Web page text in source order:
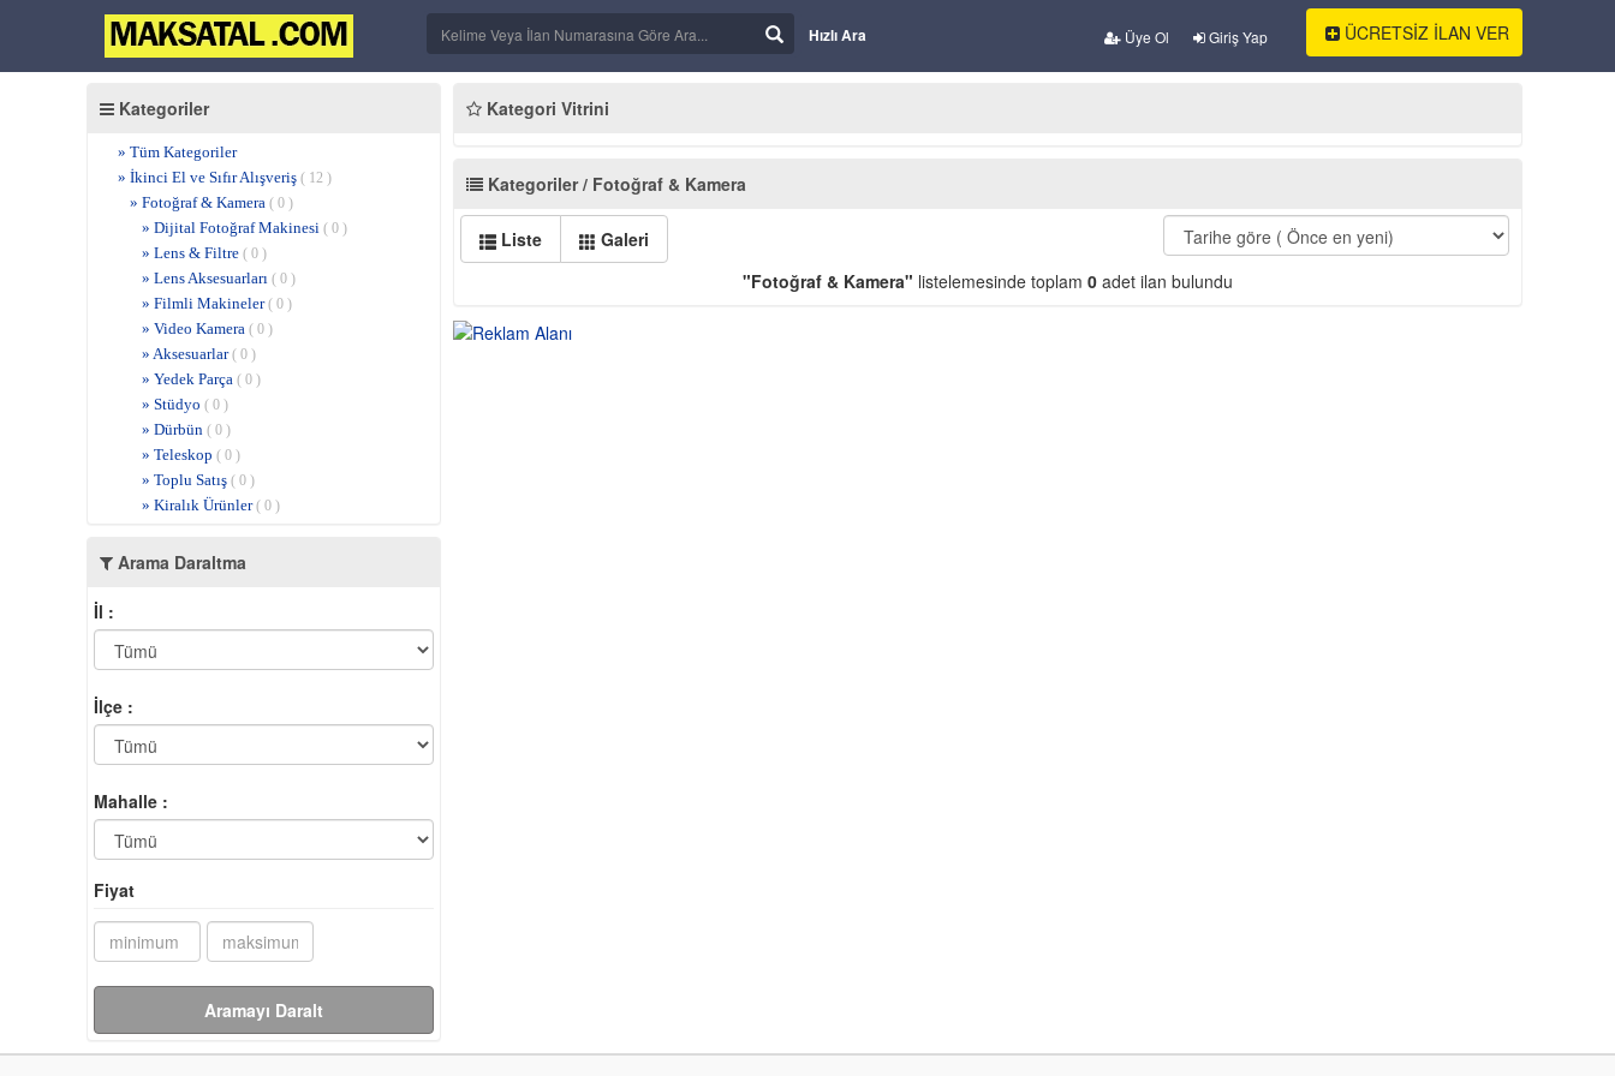
Üye Ol Giriş Yap ÜCRETSİZ İLAN VER
Hızlı Ara
Kategoriler
» Tüm Kategoriler
» İkinci El ve Sıfır Alışveriş ( 12 )
» Fotoğraf & Kamera ( 0 )
» Dijital Fotoğraf Makinesi ( 0 )
» Lens & Filtre ( 0 )
» Lens Aksesuarları ( 0 )
» Filmli Makineler( 0 )
» Video Kamera ( 0 )
» Aksesuarlar( 0 )
» Yedek Parça ( 0 )
» Stüdyo ( 0 )
» Dürbün ( 0 )
» Teleskop ( 0 )
» Toplu Satış ( 0 )
» Kiralık Ürünler( 0 )
Arama Daraltma
İl :
İlçe :
Mahalle :
Fiyat
Aramayı Daralt
Kategori Vitrini
Kategoriler / Fotoğraf & Kamera
Liste
Galeri
"Fotoğraf & Kamera" listelemesinde toplam 0 adet ilan bulundu